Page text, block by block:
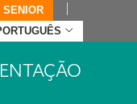
SENIOR